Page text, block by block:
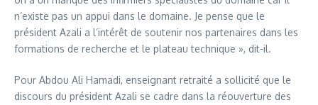
n’existe pas un appui dans le domaine. Je pense que le
président Azali a l’intérêt de soutenir nos partenaires dans les
formations de recherche et le plateau technique », dit-il.
Pour Abdou Ali Hamadi, enseignant retraité a sollicité que le
discours du président Azali se cadre dans la réouverture des